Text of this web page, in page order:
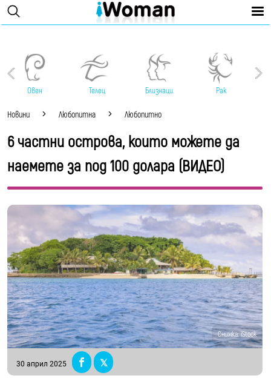
Овен Телец Близнаци Рак
Новини Любопитна Любопитно
6 частни острова, които можете да
наемете за под 100 долара (ВИДЕО)
Снимка: iStock
30 април 2025